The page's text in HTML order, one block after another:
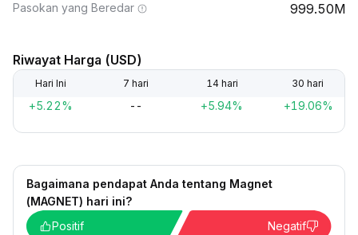
Pasokan yang Beredar 999.50M
Riwayat Harga (USD)
Hari Ini 7 hari 14 hari 30 hari
+5.22% -- +5.94% +19.06%
Bagaimana pendapat Anda tentang Magnet
(MAGNET) hari ini?
Positif
Negatif